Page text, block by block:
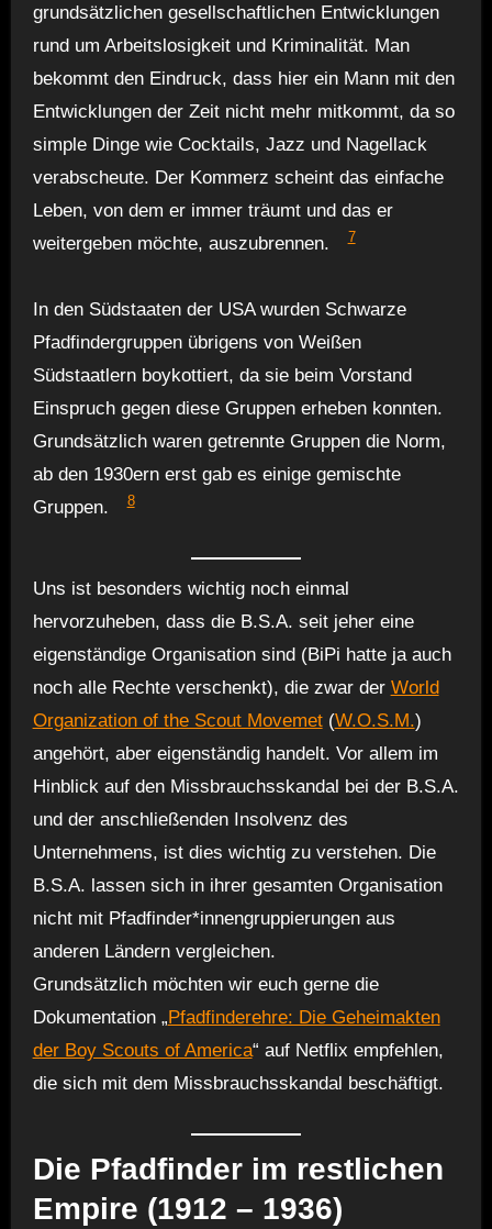
grundsätzlichen gesellschaftlichen Entwicklungen
rund um Arbeitslosigkeit und Kriminalität. Man
bekommt den Eindruck, dass hier ein Mann mit den
Entwicklungen der Zeit nicht mehr mitkommt, da so
simple Dinge wie Cocktails, Jazz und Nagellack
verabscheute. Der Kommerz scheint das einfache
Leben, von dem er immer träumt und das er
weitergeben möchte, auszubrennen.
7
In den Südstaaten der USA wurden Schwarze
Pfadfindergruppen übrigens von Weißen
Südstaatlern boykottiert, da sie beim Vorstand
Einspruch gegen diese Gruppen erheben konnten.
Grundsätzlich waren getrennte Gruppen die Norm,
ab den 1930ern erst gab es einige gemischte
Gruppen.
8
Uns ist besonders wichtig noch einmal
hervorzuheben, dass die B.S.A. seit jeher eine
eigenständige Organisation sind (BiPi hatte ja auch
noch alle Rechte verschenkt), die zwar der World
Organization of the Scout Movemet(W.O.S.M.)
angehört, aber eigenständig handelt. Vor allem im
Hinblick auf den Missbrauchsskandal bei der B.S.A.
und der anschließenden Insolvenz des
Unternehmens, ist dies wichtig zu verstehen. Die
B.S.A. lassen sich in ihrer gesamten Organisation
nicht mit Pfadfinder*innengruppierungen aus
anderen Ländern vergleichen.
Grundsätzlich möchten wir euch gerne die
Dokumentation „ Pfadfinderehre: Die Geheimakten
der Boy Scouts of America“ auf Netflix empfehlen,
die sich mit dem Missbrauchsskandal beschäftigt.
Die Pfadfinder im restlichen
Empire (1912 – 1936)